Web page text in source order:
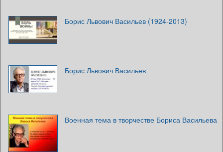
Борис Львович Васильев (1924-2013)
Борис Львович Васильев
Военная тема в творчестве Бориса Васильева